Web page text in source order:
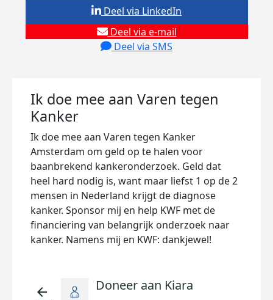
Deel via e-mail
Deel via SMS
Deel via LinkedIn
Ik doe mee aan Varen tegen
Kanker
Ik doe mee aan Varen tegen Kanker
Amsterdam om geld op te halen voor
baanbrekend kankeronderzoek. Geld dat
heel hard nodig is, want maar liefst 1 op de 2
mensen in Nederland krijgt de diagnose
kanker. Sponsor mij en help KWF met de
financiering van belangrijk onderzoek naar
kanker. Namens mij en KWF: dankjewel!
arrow_back Doneer aan Kiara